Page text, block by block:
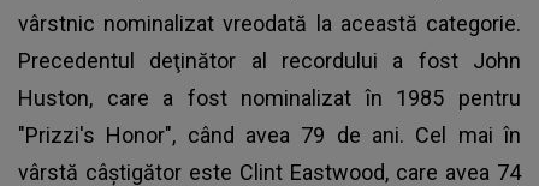
vârstnic nominalizat vreodată la această categorie.
Precedentul deţinător al recordului a fost John
Huston, care a fost nominalizat în 1985 pentru
"Prizzi's Honor", când avea 79 de ani. Cel mai în
vârstă câştigător este Clint Eastwood, care avea 74